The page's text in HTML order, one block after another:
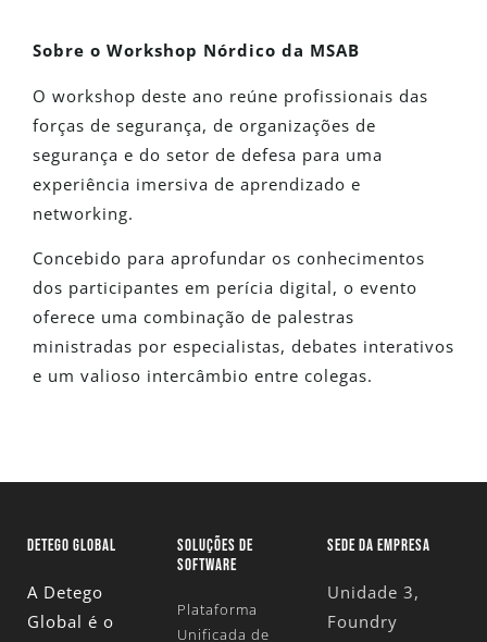
Sobre o Workshop Nórdico da MSAB
O workshop deste ano reúne profissionais das
forças de segurança, de organizações de
segurança e do setor de defesa para uma
experiência imersiva de aprendizado e
networking.
Concebido para aprofundar os conhecimentos
dos participantes em perícia digital, o evento
oferece uma combinação de palestras
ministradas por especialistas, debates interativos
e um valioso intercâmbio entre colegas.
DETEGO GLOBAL
A Detego
Global é o
SOLUÇÕES DE
SOFTWARE
Plataforma
Unificada de
SEDE DA EMPRESA
Unidade 3,
Foundry